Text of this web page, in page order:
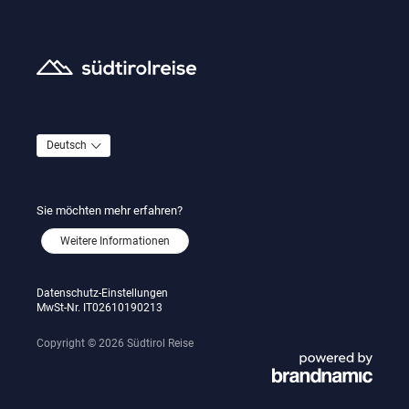
Sie möchten mehr erfahren?
Weitere Informationen
Datenschutz-Einstellungen
MwSt-Nr. IT02610190213
Copyright © 2026 Südtirol Reise